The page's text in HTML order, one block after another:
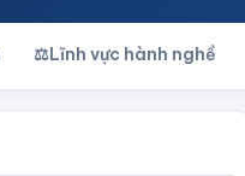
⚖️Lĩnh vực hành nghề